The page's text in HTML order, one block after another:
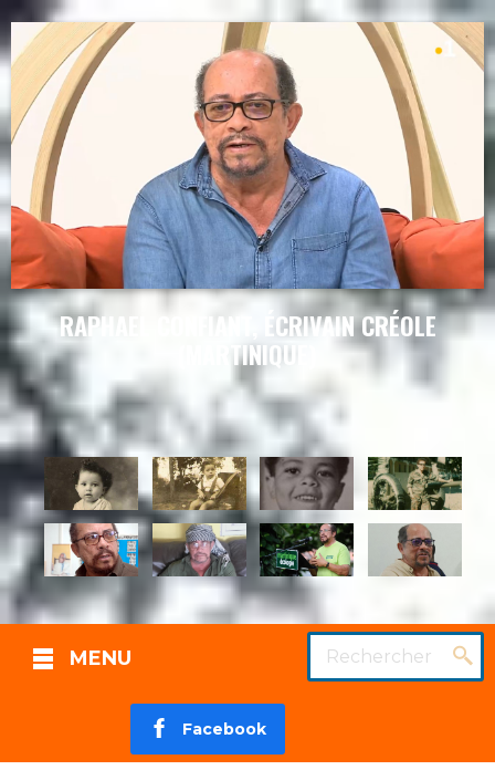
RAPHAEL CONFIANT, ÉCRIVAIN CRÉOLE
(MARTINIQUE)
MENU Rechercher
Facebook